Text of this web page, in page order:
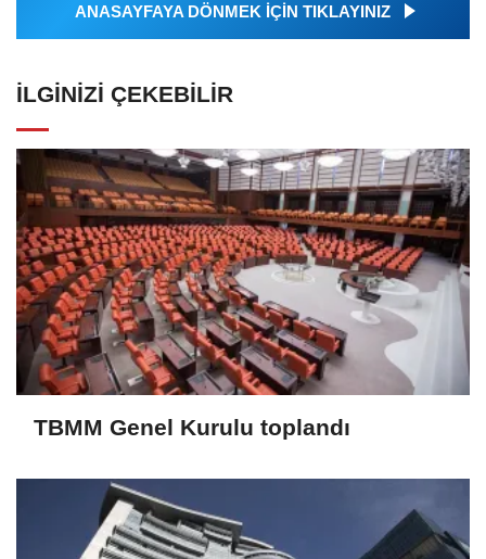
ANASAYFAYA DÖNMEK İÇİN TIKLAYINIZ
İLGINIZI ÇEKEBILIR
TBMM Genel Kurulu toplandı